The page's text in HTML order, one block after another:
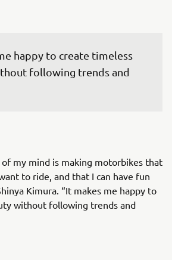
happy to create timeless
following trends and
my mind is making motorbikes that
to ride, and that I can have fun
Kimura. “It makes me happy to
without following trends and